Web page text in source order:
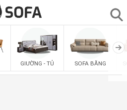
GIƯỜNG - TỦ SOFA BĂNG